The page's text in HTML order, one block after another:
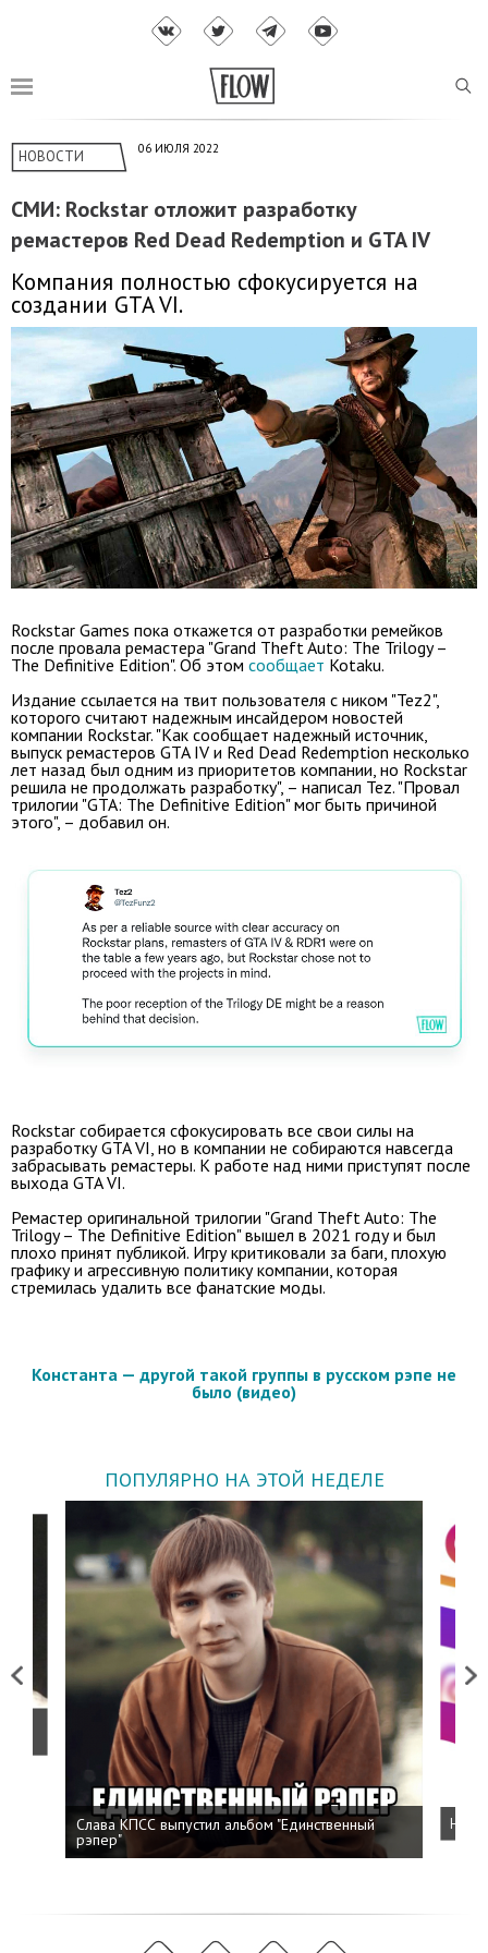
НОВОСТИ 06 ИЮЛЯ 2022
СМИ: Rockstar отложит разработку
ремастеров Red Dead Redemption и GTA IV
Компания полностью сфокусируется на
создании GTA VI.
Rockstar Games пока откажется от разработки ремейков
после провала ремастера "Grand Theft Auto: The Trilogy –
The Definitive Edition". Об этом сообщает Kotaku.
Издание ссылается на твит пользователя с ником "Tez2",
которого считают надежным инсайдером новостей
компании Rockstar. "Как сообщает надежный источник,
выпуск ремастеров GTA IV и Red Dead Redemption несколько
лет назад был одним из приоритетов компании, но Rockstar
решила не продолжать разработку", – написал Tez. "Провал
трилогии "GTA: The Definitive Edition" мог быть причиной
этого", – добавил он.
Rockstar собирается сфокусировать все свои силы на
разработку GTA VI, но в компании не собираются навсегда
забрасывать ремастеры. К работе над ними приступят после
выхода GTA VI.
Ремастер оригинальной трилогии "Grand Theft Auto: The
Trilogy – The Definitive Edition" вышел в 2021 году и был
плохо принят публикой. Игру критиковали за баги, плохую
графику и агрессивную политику компании, которая
стремилась удалить все фанатские моды.
Константа — другой такой группы в русском рэпе не
было (видео)
ПОПУЛЯРНО НА ЭТОЙ НЕДЕЛЕ
Previous
Слава КПСС выпустил альбом "Единственный
рэпер"
Next